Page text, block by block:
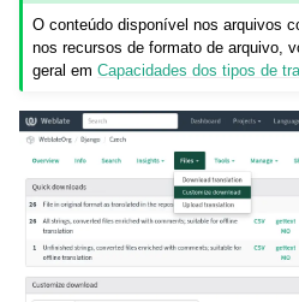
O conteúdo disponível nos arquivos
nos recursos de formato de arquivo,
geral emCapacidades dos tipos de